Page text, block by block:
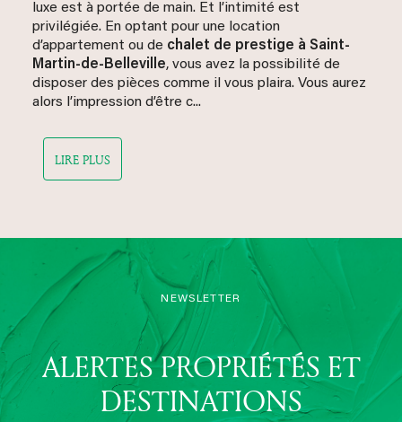
luxe est à portée de main. Et l’intimité est
privilégiée. En optant pour une location
d’appartement ou de chalet de prestige à Saint-
Martin-de-Belleville, vous avez la possibilité de
disposer des pièces comme il vous plaira. Vous aurez
alors l’impression d’être c...
LIRE PLUS
NEWSLETTER
ALERTES PROPRIÉTÉS ET
DESTINATIONS